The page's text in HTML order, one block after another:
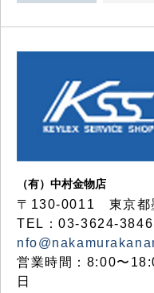
（有）中村金物店
〒130-0011 東京都
TEL：03-3624-
営業時間：8:00〜
日